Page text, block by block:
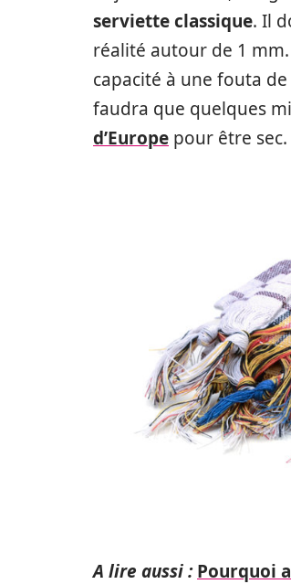
serviette classique. Il
réalité autour de 1
capacité à une fouta de
faudra que quelques
d’Europe pour être sec.
A lire aussi : Pourquoi